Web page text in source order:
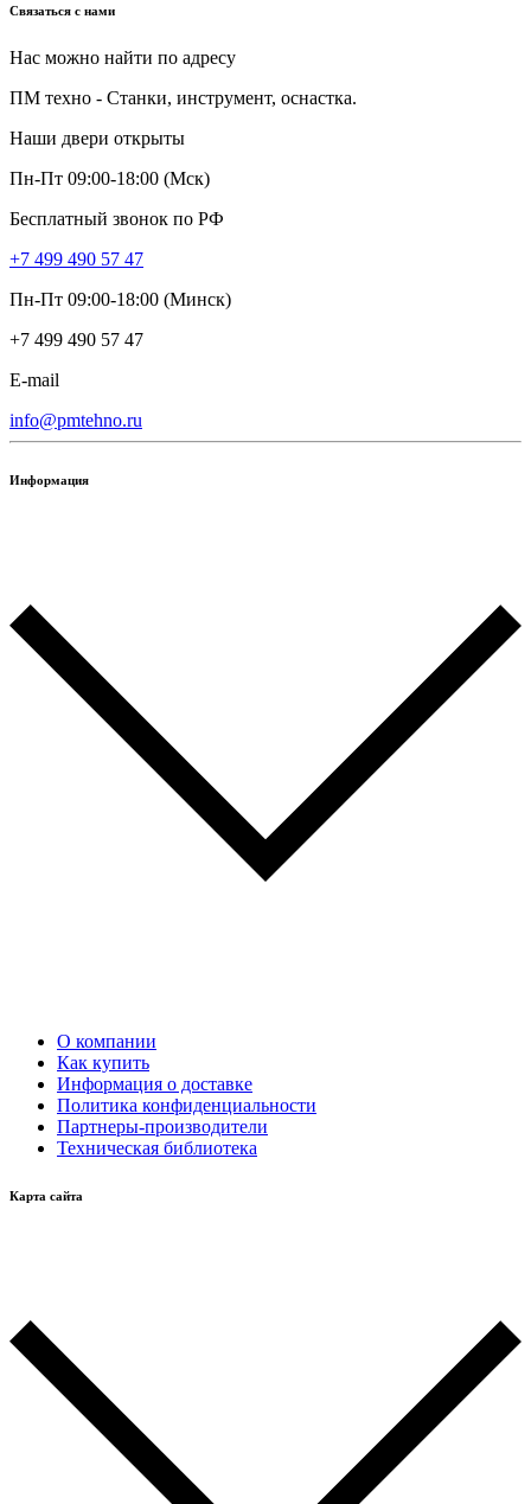
Связаться с нами
Нас можно найти по адресу
ПМ техно - Станки, инструмент, оснастка.
Наши двери открыты
Пн-Пт 09:00-18:00 (Мск)
Бесплатный звонок по РФ
+7 499 490 57 47
Пн-Пт 09:00-18:00 (Минск)
+7 499 490 57 47
E-mail
info@pmtehno.ru
Информация
О компании
Как купить
Информация о доставке
Политика конфиденциальности
Партнеры-производители
Техническая библиотека
Карта сайта